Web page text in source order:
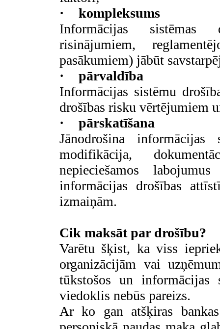
·
kompleksums
Informācijas sistēmas
risinājumiem,
pasākumiem) jābūt
·
pārvaldība
Informācijas sistēmu
drošības risku vērtējumiem
·
pārskatīšana
Jānodrošina informācijas
modifikācija,
nepieciešamos
informācijas drošības
izmaiņām.
Cik maksāt par drošību?
Varētu šķist, ka viss
organizācijām vai
tūkstošos un
viedoklis nebūs pareizs.
Ar ko gan atšķiras